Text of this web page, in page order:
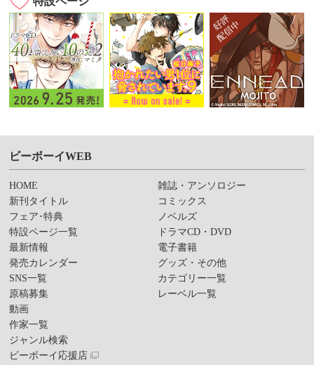
ビーボーイWEB
HOME
新刊タイトル
フェア･特典
特設ページ一覧
最新情報
発売カレンダー
SNS一覧
原稿募集
動画
作家一覧
ジャンル検索
ビーボーイ応援店
雑誌・アンソロジー
コミックス
ノベルズ
ドラマCD・DVD
電子書籍
グッズ・その他
カテゴリー一覧
レーベル一覧